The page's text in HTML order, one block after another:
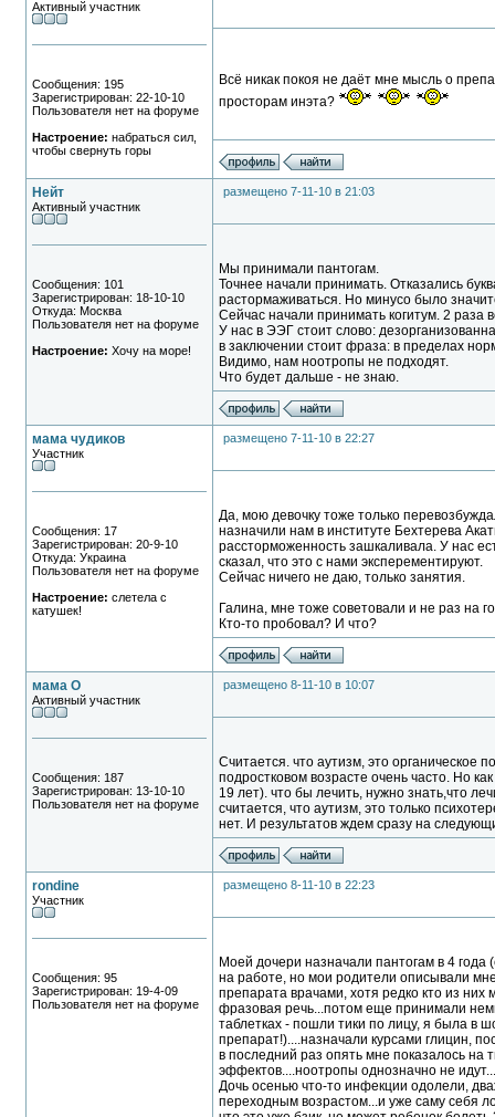
Активный участник
Сообщения: 195
Зарегистрирован: 22-10-10
Пользователя нет на форуме
Настроение: набраться сил,
чтобы свернуть горы
Всё никак покоя не даёт мне мысль о
просторам инэта?
Нейт
Активный участник
Сообщения: 101
Зарегистрирован: 18-10-10
Откуда: Москва
Пользователя нет на форуме
Настроение: Хочу на море!
размещено 7-11-10 в 21:03
Мы принимали пантогам.
Точнее начали принимать. Отказались
растормаживаться. Но минусо было
Сейчас начали принимать когитум. 2 раза
У нас в ЭЭГ стоит слово:
в заключении стоит фраза: в пределах
Видимо, нам ноотропы не подходят.
Что будет дальше - не знаю.
мама чудиков
Участник
Сообщения: 17
Зарегистрирован: 20-9-10
Откуда: Украина
Пользователя нет на форуме
Настроение: слетела с
катушек!
размещено 7-11-10 в 22:27
Да, мою девочку тоже только
назначили нам в институте Бехтерева
рассторможенность зашкаливала. У нас
сказал, что это с нами эксперементируют.
Сейчас ничего не даю, только занятия.
Галина, мне тоже советовали и не раз на
Кто-то пробовал? И что?
мама О
Активный участник
Сообщения: 187
Зарегистрирован: 13-10-10
Пользователя нет на форуме
размещено 8-11-10 в 10:07
Считается. что аутизм, это органическое
подростковом возрасте очень часто. Но
19 лет). что бы лечить, нужно знать,что
считается, что аутизм, это только
нет. И результатов ждем сразу на
rondine
Участник
Сообщения: 95
Зарегистрирован: 19-4-09
Пользователя нет на форуме
размещено 8-11-10 в 22:23
Моей дочери назначали пантогам в 4
на работе, но мои родители описывали
препарата врачами, хотя редко кто из
фразовая речь...потом еще принимали
таблетках - пошли тики по лицу, я была в
препарат!)....назначали курсами глицин,
в последний раз опять мне показалось на
эффектов....ноотропы однозначно не
Дочь осенью что-то инфекции одолели,
переходным возрастом...и уже саму себя